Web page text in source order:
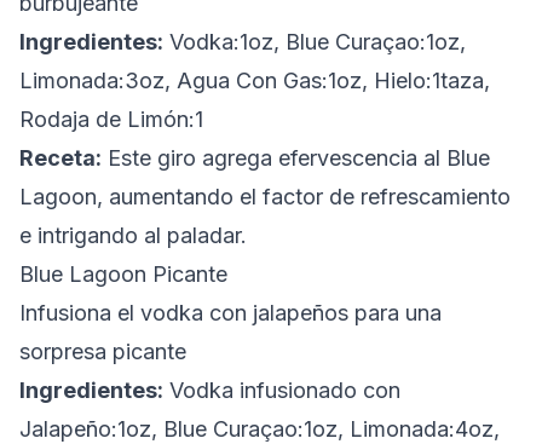
Ingredientes: Vodka:1oz, Blue Curaçao:1oz,
Limonada:3oz, Agua Con Gas:1oz, Hielo:1taza,
Rodaja de Limón:1
Receta: Este giro agrega efervescencia al Blue
Lagoon, aumentando el factor de refrescamiento
e intrigando al paladar.
Blue Lagoon Picante
Infusiona el vodka con jalapeños para una
sorpresa picante
Ingredientes: Vodka infusionado con
Jalapeño:1oz, Blue Curaçao:1oz, Limonada:4oz,